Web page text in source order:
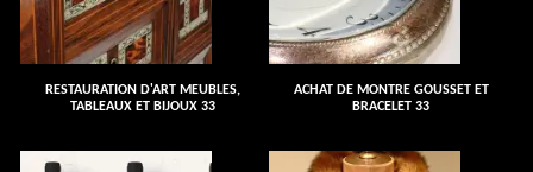
RESTAURATION D'ART MEUBLES,
TABLEAUX ET BIJOUX 33
ACHAT DE MONTRE GOUSSET ET
BRACELET 33